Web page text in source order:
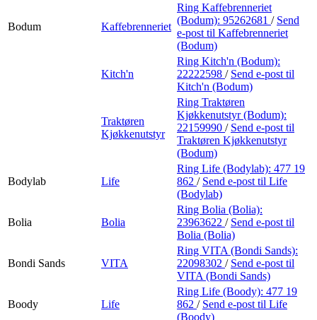
Bodum Kaffebrenneriet
Ring Kaffebrenneriet
(Bodum): 95262681 / Send
e-post til Kaffebrenneriet
(Bodum)
Kitch'n
Ring Kitch'n (Bodum):
22222598 / Send e-post til
Kitch'n (Bodum)
Traktøren
Kjøkkenutstyr
Ring Traktøren
Kjøkkenutstyr (Bodum):
22159990 / Send e-post til
Traktøren Kjøkkenutstyr
(Bodum)
Bodylab Life
Ring Life (Bodylab): 477 19
862 / Send e-post til Life
(Bodylab)
Bolia Bolia
Ring Bolia (Bolia):
23963622 / Send e-post til
Bolia (Bolia)
Bondi Sands VITA
Ring VITA (Bondi Sands):
22098302 / Send e-post til
VITA (Bondi Sands)
Boody Life
Ring Life (Boody): 477 19
862 / Send e-post til Life
(Boody)